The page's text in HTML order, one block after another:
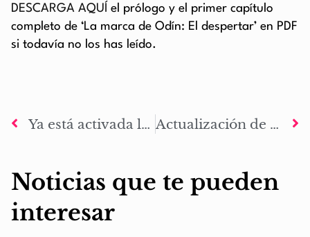
DESCARGA AQUÍ el prólogo y el primer capítulo
completo de ‘La marca de Odín: El despertar’ en PDF
si todavía no los has leído.
Ya está activada la opción de añadir clave a la cuenta de usuario Actualización de contenido: La legión
Noticias que te pueden
interesar